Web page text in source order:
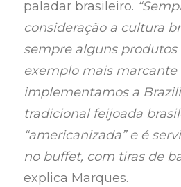
paladar brasileiro.
consideração a cultura
sempre alguns
exemplo mais marcante
implementamos a
tradicional feijoada
“americanizada” e é
no buffet, com tiras de
explica Marques.